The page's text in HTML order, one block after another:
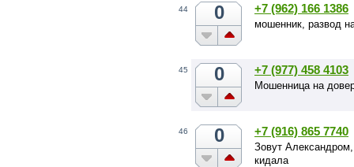
44 0 +7 (962) 166 1386
мошенник, развод
45 0 +7 (977) 458 4103
Мошенница на
46 0 +7 (916) 865 7740
Зовут
кидала